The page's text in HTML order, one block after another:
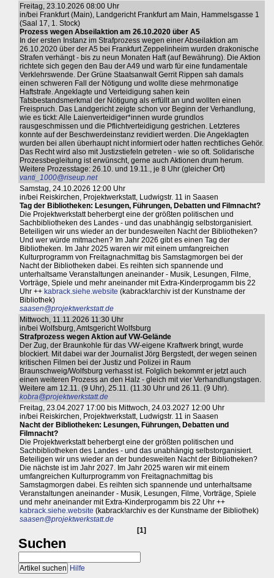
Freitag, 23.10.2026 08:00 Uhr
in/bei Frankfurt (Main), Landgericht Frankfurt am Main, Hammelsgasse 1
(Saal 17, 1. Stock)
Prozess wegen Abseilaktion am 26.10.2020 über A5
In der ersten Instanz im Strafprozess wegen einer Abseilaktion am
26.10.2020 über der A5 bei Frankfurt Zeppelinheim wurden drakonische
Strafen verhängt - bis zu neun Monaten Haft (auf Bewährung). Die Aktion
richtete sich gegen den Bau der A49 und warb für eine fundamentale
Verklehrswende. Der Grüne Staatsanwalt Gerrit Rippen sah damals
einen schweren Fall der Nötigung und wollte diese mehrmonatige
Haftstrafe. Angeklagte und Verteidigung sahen kein
Tatsbestandsmerkmal der Nötigung als erfüllt an und wollten einen
Freispruch. Das Landgericht zeigte schon vor Beginn der Verhandlung,
wie es tickt: Alle Laienverteidiger*innen wurde grundlos
rausgeschmissen und die Pflichtverteidigung gestrichen. Letzteres
konnte auf der Beschwerdeinstanz revidiert werden. Die Angeklagten
wurden bei allen überhaupt nicht informiert oder hatten rechtliches Gehör.
Das Recht wird also mit Justizstiefeln getreten - wie so oft. Solidarische
Prozessbegleitung ist erwünscht, gerne auch Aktionen drum herum.
Weitere Prozesstage: 26.10. und 19.11., je 8 Uhr (gleicher Ort)
vanti_1000@riseup.net
Samstag, 24.10.2026 12:00 Uhr
in/bei Reiskirchen, Projektwerkstatt, Ludwigstr. 11 in Saasen
Tag der Bibliotheken: Lesungen, Führungen, Debatten und Filmnacht?
Die Projektwerkstatt beherbergt eine der größten politischen und
Sachbibliotheken des Landes - und das unabhängig selbstorganisiert.
Beteiligen wir uns wieder an der bundesweiten Nacht der Bibliotheken?
Und wer würde mitmachen? Im Jahr 2026 gibt es einen Tag der
Bibliotheken. Im Jahr 2025 waren wir mit einem umfangreichen
Kulturprogramm von Freitagnachmittag bis Samstagmorgen bei der
Nacht der Bibliotheken dabei. Es reihten sich spannende und
unterhaltsame Veranstaltungen aneinander - Musik, Lesungen, Filme,
Vorträge, Spiele und mehr aneinander mit Extra-Kinderprogamm bis 22
Uhr ++ kabrack.siehe.website (kabrack!archiv ist der Kunstname der
Bibliothek)
saasen@projektwerkstatt.de
Mittwoch, 11.11.2026 11:30 Uhr
in/bei Wolfsburg, Amtsgericht Wolfsburg
Strafprozess wegen Aktion auf VW-Gelände
Der Zug, der Braunkohle für das VW-eigene Kraftwerk bringt, wurde
blockiert. Mit dabei war der Journalist Jörg Bergstedt, der wegen seinen
kritischen Filmen bei der Justiz und Polizei in Raum
Braunschweig/Wolfsburg verhasst ist. Folglich bekommt er jetzt auch
einen weiteren Prozess an den Halz - gleich mit vier Verhandlungstagen.
Weitere am 12.11. (9 Uhr), 25.11. (11.30 Uhr und 26.11. (9 Uhr).
kobra@projektwerkstatt.de
Freitag, 23.04.2027 17:00 bis Mittwoch, 24.03.2027 12:00 Uhr
in/bei Reiskirchen, Projektwerkstatt, Ludwigstr. 11 in Saasen
Nacht der Bibliotheken: Lesungen, Führungen, Debatten und
Filmnacht?
Die Projektwerkstatt beherbergt eine der größten politischen und
Sachbibliotheken des Landes - und das unabhängig selbstorganisiert.
Beteiligen wir uns wieder an der bundesweiten Nacht der Bibliotheken?
Die nächste ist im Jahr 2027. Im Jahr 2025 waren wir mit einem
umfangreichen Kulturprogramm von Freitagnachmittag bis
Samstagmorgen dabei. Es reihten sich spannende und unterhaltsame
Veranstaltungen aneinander - Musik, Lesungen, Filme, Vorträge, Spiele
und mehr aneinander mit Extra-Kinderprogamm bis 22 Uhr ++
kabrack.siehe.website (kabrack!archiv es der Kunstname der Bibliothek)
saasen@projektwerkstatt.de
[1]
Suchen
Hilfe